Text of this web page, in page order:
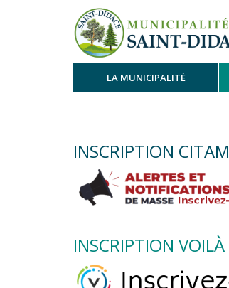
LA MUNICIPALITÉ
INSCRIPTION CITAM
INSCRIPTION VOILÀ